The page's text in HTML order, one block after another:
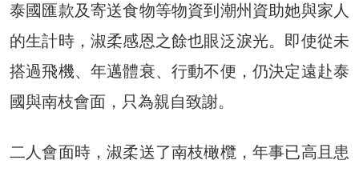
泰國匯款及寄送食物等物資到潮州資助她與家人
的生計時，淑柔感恩之餘也眼泛淚光。即使從未
搭過飛機、年邁體衰、行動不便，仍決定遠赴泰
國與南枝會面，只為親自致謝。
二人會面時，淑柔送了南枝橄欖，年事已高且患